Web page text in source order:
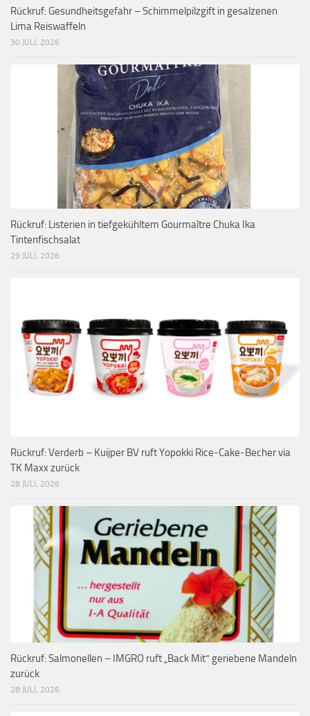
Rückruf: Gesundheitsgefahr – Schimmelpilzgift in gesalzenen
Lima Reiswaffeln
30 JULI, 2026
Rückruf: Listerien in tiefgekühltem Gourmaître Chuka Ika
Tintenfischsalat
29 JULI, 2026
Rückruf: Verderb – Kuijper BV ruft Yopokki Rice-Cake-Becher via
TK Maxx zurück
28 JULI, 2026
Rückruf: Salmonellen – IMGRO ruft „Back Mit“ geriebene Mandeln
zurück
28 JULI, 2026